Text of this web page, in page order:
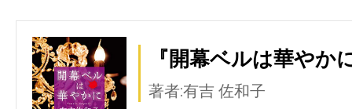
『開幕ベルは華やか
著者:有吉 佐和子